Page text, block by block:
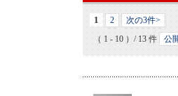
1 2
次の3件>
（ 1 - 10 ）/ 13 件
公